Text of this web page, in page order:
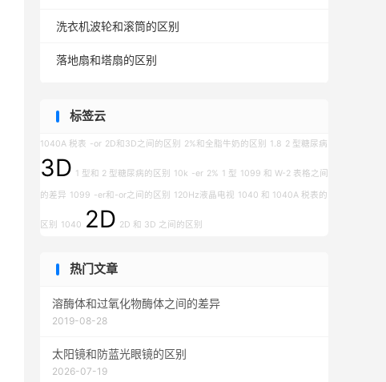
洗衣机波轮和滚筒的区别
落地扇和塔扇的区别
标签云
1040A 税表 -or 2D和3D之间的区别 2%和全脂牛奶的区别 1.8 2 型糖尿病
3D 1 型和 2 型糖尿病的区别 10k -er 2% 1 型 1099 和 W-2 表格之间
的差异 1099 -er和-or之间的区别 120Hz液晶电视 1040 和 1040A 税表的
区别 1040 2D 2D 和 3D 之间的区别
热门文章
溶酶体和过氧化物酶体之间的差异
2019-08-28
太阳镜和防蓝光眼镜的区别
2026-07-19